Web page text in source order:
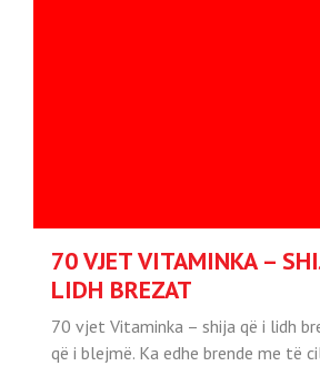
70 VJET VITAMINKA –
LIDH BREZAT
70 vjet Vitaminka – shija që i lidh
që i blejmë. Ka edhe brende me të